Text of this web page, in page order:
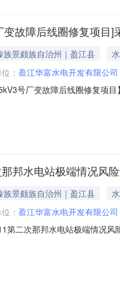
故障后线圈修复项目]
族景颇族自治州｜盈江县
： 盈江华富水电开发有限公司
号厂变故障后线圈修复项
邦水电站极端情况风
族景颇族自治州｜盈江县
： 盈江华富水电开发有限公司
第二次那邦水电站极端情况